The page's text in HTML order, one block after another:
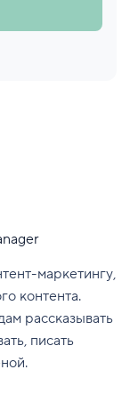
маркетингу,
контента.
рассказывать
писать